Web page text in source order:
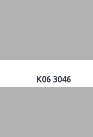
K06 3046